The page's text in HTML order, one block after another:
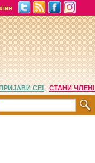
СЕ! СТАНИ ЧЛЕН!